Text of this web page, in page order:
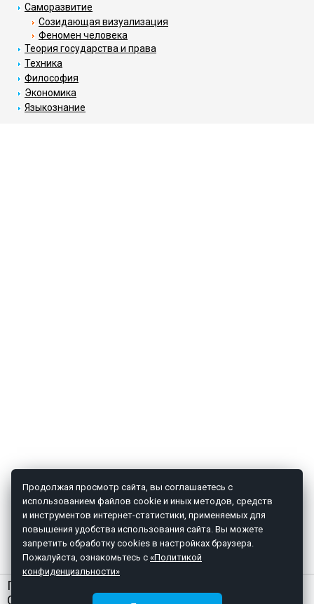
Саморазвитие
Созидающая визуализация
Феномен человека
Теория государства и права
Техника
Философия
Экономика
Языкознание
ГЛАВНАЯ
О НАС
Продолжая просмотр сайта, вы соглашаетесь с
использованием файлов cookie и иных методов, средств
и инструментов интернет-статистики, применяемых для
повышения удобства использования сайта. Вы можете
запретить обработку cookies в настройках браузера.
Пожалуйста, ознакомьтесь с «Политикой
конфиденциальности»